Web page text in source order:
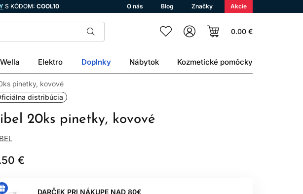
S KÓDOM: COOL10 O nás Blog Značky Akcie
0.00 €
Wella Elektro Doplnky Nábytok Kozmetické pomôcky
pinetky, kovové
distribúcia
20ks pinetky, kovové
€
DARČEK PRI NÁKUPE NAD 80€